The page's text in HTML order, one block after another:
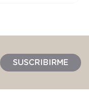
SUSCRIBIRME